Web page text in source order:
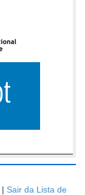
| Sair da Lista de